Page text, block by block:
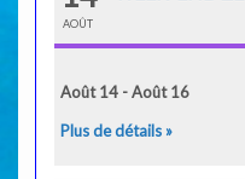
AOÛT
Août 14 - Août 16
Plus de détails »